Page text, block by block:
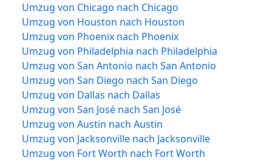
Umzug von Chicago nach Chicago
Umzug von Houston nach Houston
Umzug von Phoenix nach Phoenix
Umzug von Philadelphia nach Philadelphia
Umzug von San Antonio nach San Antonio
Umzug von San Diego nach San Diego
Umzug von Dallas nach Dallas
Umzug von San José nach San José
Umzug von Austin nach Austin
Umzug von Jacksonville nach Jacksonville
Umzug von Fort Worth nach Fort Worth